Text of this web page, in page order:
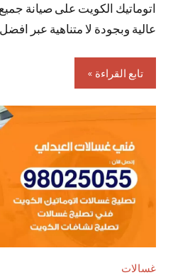
اتوماتيك الكويت على صيانة
عالية وبجودة لا متناهية عبر
تابع القراءة
غسالات